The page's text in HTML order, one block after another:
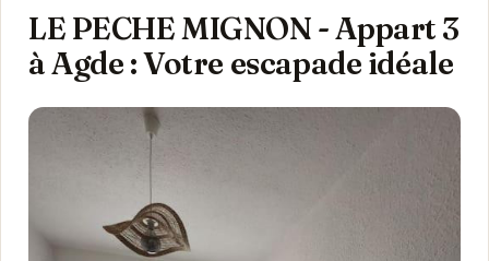
LE PECHE MIGNON - Appart 3
à Agde : Votre escapade idéale